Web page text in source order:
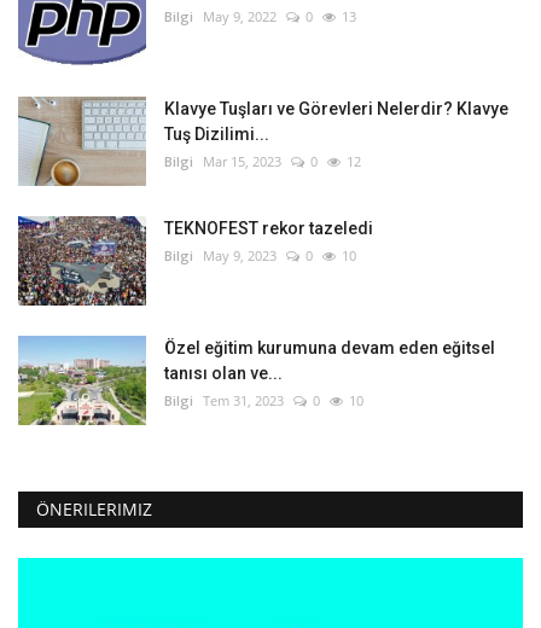
Bilgi May 9, 2022 0 13
Klavye Tuşları ve Görevleri Nelerdir? Klavye
Tuş Dizilimi...
Bilgi Mar 15, 2023 0 12
TEKNOFEST rekor tazeledi
Bilgi May 9, 2023 0 10
Özel eğitim kurumuna devam eden eğitsel
tanısı olan ve...
Bilgi Tem 31, 2023 0 10
ÖNERILERIMIZ